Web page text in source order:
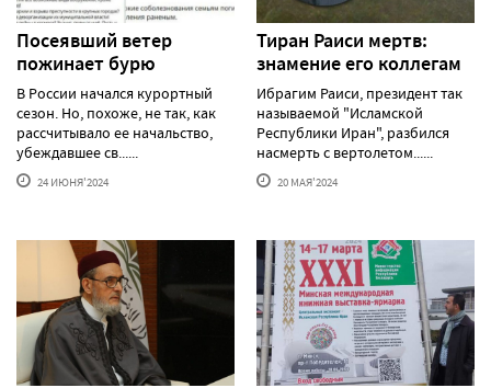
Посеявший ветер
пожинает бурю
В России начался курортный
сезон. Но, похоже, не так, как
рассчитывало ее начальство,
убеждавшее св......
24 ИЮНЯ'2024
Тиран Раиси мертв:
знамение его коллегам
Ибрагим Раиси, президент так
называемой "Исламской
Республики Иран", разбился
насмерть с вертолетом......
20 МАЯ'2024